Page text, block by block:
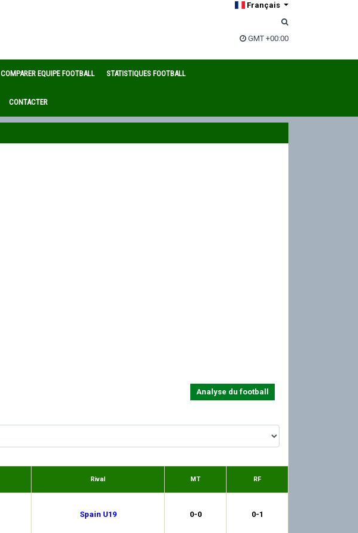
Français
GMT +00:00
COMPARER EQUIPE FOOTBALL STATISTIQUES FOOTBALL
CONTACTER
Analyse du football
Rival MT RF
Spain U19 0-0 0-1